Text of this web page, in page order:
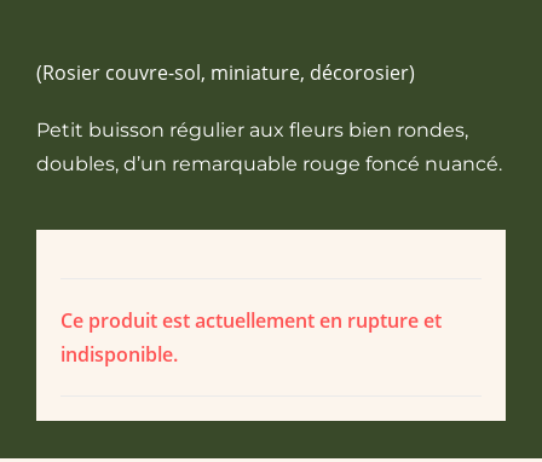
(Rosier couvre-sol, miniature, décorosier)
Petit buisson régulier aux fleurs bien rondes,
doubles, d’un remarquable rouge foncé nuancé.
Ce produit est actuellement en rupture et
indisponible.